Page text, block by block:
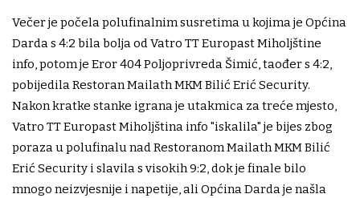
Večer je počela polufinalnim susretima u kojima je Općina
Darda s 4:2 bila bolja od Vatro TT Europast Miholjštine
info, potom je Eror 404 Poljoprivreda Šimić, taođer s 4:2,
pobijedila Restoran Mailath MKM Bilić Erić Security.
Nakon kratke stanke igrana je utakmica za treće mjesto,
Vatro TT Europast Miholjština info "iskalila" je bijes zbog
poraza u polufinalu nad Restoranom Mailath MKM Bilić
Erić Security i slavila s visokih 9:2, dok je finale bilo
mnogo neizvjesnije i napetije, ali Općina Darda je našla